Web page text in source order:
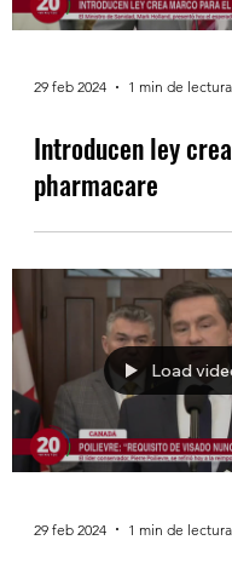
Load
29 feb 2024
Introducen ley
pharmacare
Load